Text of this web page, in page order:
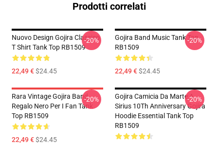
Prodotti correlati
Nuovo Design Gojira Classico
T Shirt Tank Top RB1509
22,49 €$24.45
-20%
Gojira Band Music Tank Top
RB1509
22,49 €$24.45
-20%
Rara Vintage Gojira Band
Regalo Nero Per I Fan Tank
Top RB1509
22,49 €$24.45
-20%
Gojira Camicia Da Marte A
Sirius 10Th Anniversary Gojira
Hoodie Essential Tank Top
RB1509
-20%